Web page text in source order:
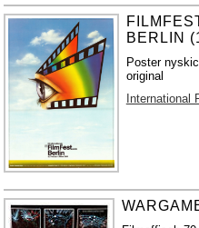
BERLIN
Poster
original
International